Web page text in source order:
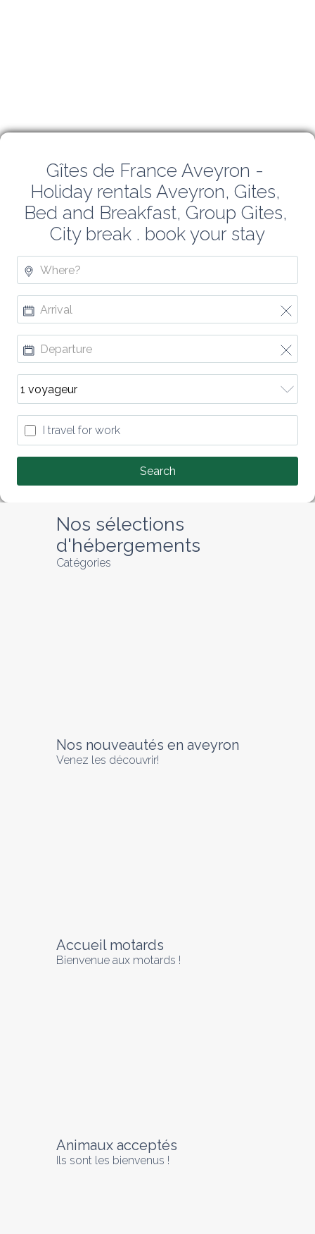
Gîtes de France Aveyron -
Holiday rentals Aveyron, Gites,
Bed and Breakfast, Group Gites,
City break . book your stay
I travel for work
Search
Nos sélections
d'hébergements
Catégories
Nos nouveautés en aveyron
Venez les découvrir!
Accueil motards
Bienvenue aux motards !
Animaux acceptés
Ils sont les bienvenus !